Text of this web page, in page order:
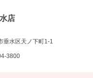
店
垂水区天ノ下町1-1
3800